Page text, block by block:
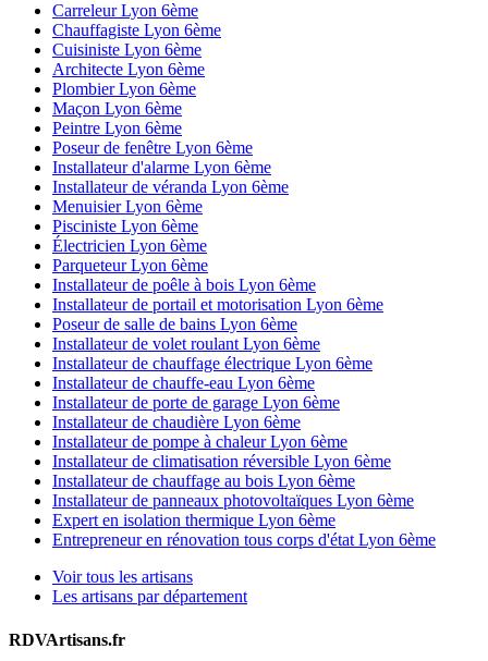
Carreleur Lyon 6ème
Chauffagiste Lyon 6ème
Cuisiniste Lyon 6ème
Architecte Lyon 6ème
Plombier Lyon 6ème
Maçon Lyon 6ème
Peintre Lyon 6ème
Poseur de fenêtre Lyon 6ème
Installateur d'alarme Lyon 6ème
Installateur de véranda Lyon 6ème
Menuisier Lyon 6ème
Pisciniste Lyon 6ème
Électricien Lyon 6ème
Parqueteur Lyon 6ème
Installateur de poêle à bois Lyon 6ème
Installateur de portail et motorisation Lyon 6ème
Poseur de salle de bains Lyon 6ème
Installateur de volet roulant Lyon 6ème
Installateur de chauffage électrique Lyon 6ème
Installateur de chauffe-eau Lyon 6ème
Installateur de porte de garage Lyon 6ème
Installateur de chaudière Lyon 6ème
Installateur de pompe à chaleur Lyon 6ème
Installateur de climatisation réversible Lyon 6ème
Installateur de chauffage au bois Lyon 6ème
Installateur de panneaux photovoltaïques Lyon 6ème
Expert en isolation thermique Lyon 6ème
Entrepreneur en rénovation tous corps d'état Lyon 6ème
Voir tous les artisans
Les artisans par département
RDVArtisans.fr